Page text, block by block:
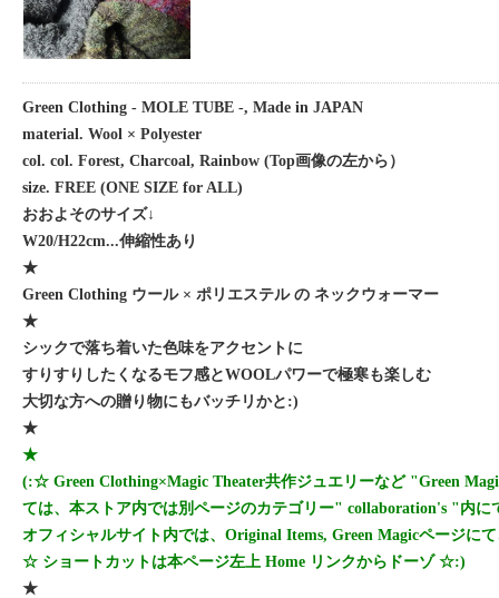
Green Clothing - MOLE TUBE -, Made in JAPAN
material. Wool × Polyester
col. col. Forest, Charcoal, Rainbow (Top画像の左から）
size. FREE (ONE SIZE for ALL)
おおよそのサイズ↓
W20/H22cm...伸縮性あり
★
Green Clothing ウール × ポリエステル の ネックウォーマー
★
シックで落ち着いた色味をアクセントに
すりすりしたくなるモフ感とWOOLパワーで極寒も楽しむ
大切な方への贈り物にもバッチリかと:)
★
★
(:☆ Green Clothing×Magic Theater共作ジュエリーなど "Green
ては、本ストア内では別ページのカテゴリー" collaboration's "内に
オフィシャルサイト内では、Original Items, Green Magicページに
☆ ショートカットは本ページ左上 Home リンクからドーゾ ☆:)
★